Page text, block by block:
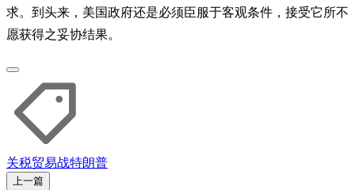
求。到头来，美国政府还是必须臣服于客观条件，接受它所不
愿获得之妥协结果。
关税贸易战特朗普
上一篇